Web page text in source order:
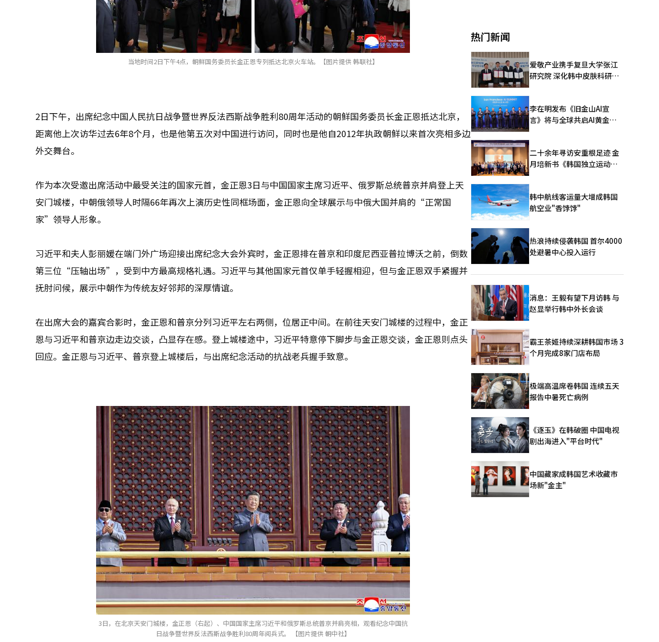
当地时间2日下午4点，朝鲜国务委员长金正恩专列抵达北京火车站。【图片提供 韩联社】
2日下午，出席纪念中国人民抗日战争暨世界反法西斯战争胜利80周年活动的朝鲜国务委员长金正恩抵达北京，
距离他上次访华过去6年8个月，也是他第五次对中国进行访问，同时也是他自2012年执政朝鲜以来首次亮相多边
外交舞台。
作为本次受邀出席活动中最受关注的国家元首，金正恩3日与中国国家主席习近平、俄罗斯总统普京并肩登上天
安门城楼，中朝俄领导人时隔66年再次上演历史性同框场面，金正恩向全球展示与中俄大国并肩的“正常国
家”领导人形象。
习近平和夫人彭丽媛在端门外广场迎接出席纪念大会外宾时，金正恩排在普京和印度尼西亚普拉博沃之前，倒数
第三位“压轴出场”，受到中方最高规格礼遇。习近平与其他国家元首仅单手轻握相迎，但与金正恩双手紧握并
抚肘问候，展示中朝作为传统友好邻邦的深厚情谊。
在出席大会的嘉宾合影时，金正恩和普京分列习近平左右两侧，位居正中间。在前往天安门城楼的过程中，金正
恩与习近平和普京边走边交谈，凸显存在感。登上城楼途中，习近平特意停下脚步与金正恩交谈，金正恩则点头
回应。金正恩与习近平、普京登上城楼后，与出席纪念活动的抗战老兵握手致意。
3日，在北京天安门城楼，金正恩（右起）、中国国家主席习近平和俄罗斯总统普京并肩亮相，观看纪念中国抗
日战争暨世界反法西斯战争胜利80周年阅兵式。 【图片提供 朝中社】
热门新闻
爱敬产业携手复旦大学张江
研究院 深化韩中皮肤科研合
李在明发布《旧金山AI宣
言》将与全球共启AI黄金时
二十余年寻访安重根足迹 金
月培新书《韩国独立运动圣
韩中航线客运量大增成韩国
航空业"香饽饽"
热浪持续侵袭韩国 首尔4000
处避暑中心投入运行
消息：王毅有望下月访韩 与
赵显举行韩中外长会谈
霸王茶姬持续深耕韩国市场 3
个月完成8家门店布局
极端高温席卷韩国 连续五天
报告中暑死亡病例
《逐玉》在韩破圈 中国电视
剧出海进入"平台时代"
中国藏家成韩国艺术收藏市
场新"金主"